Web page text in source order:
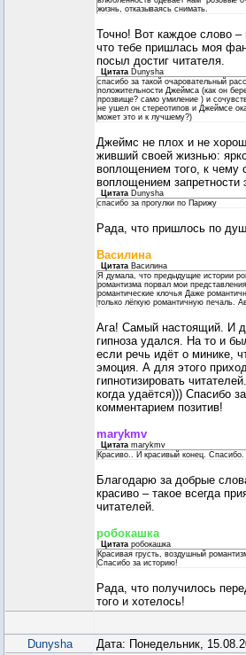
жизнь, отказываясь снимать.
Точно! Вот каждое слово
что тебе пришлась моя
посыл достиг читателя.
Цитата Dunysha
спасибо за такой очаровательный
положительности Джеймса (как он
прозвище? само умиление ) и
не ушел он стереотипов и Джеймсе
может это и к лучшему?)
Джеймс не плох и не
живший своей жизнью:
воплощением того, к чему
воплощением запретности
Цитата Dunysha
спасибо за прогулки по Парижу
Рада, что пришлось по
Василина
Цитата Василина
Я думала, что предыдущие истории
романтизма порвал мои
романтические клочья Даже
только лёгкую романтичную печаль.
Ага! Самый настоящий. И
гипноза удался. На то и
если речь идёт о минике,
эмоция. А для этого
гипнотизировать
когда удаётся))) Спасибо
комментарием позитив!
marykmv
Цитата marykmv
Красиво.. И красивый конец. Спасибо.
Благодарю за добрые
красиво – такое всегда
читателей.
робокашка
Цитата робокашка
Красивая грусть, воздушный
Спасибо за историю!
Рада, что получилось
того и хотелось!
Dunysha Дата: Понедельник,